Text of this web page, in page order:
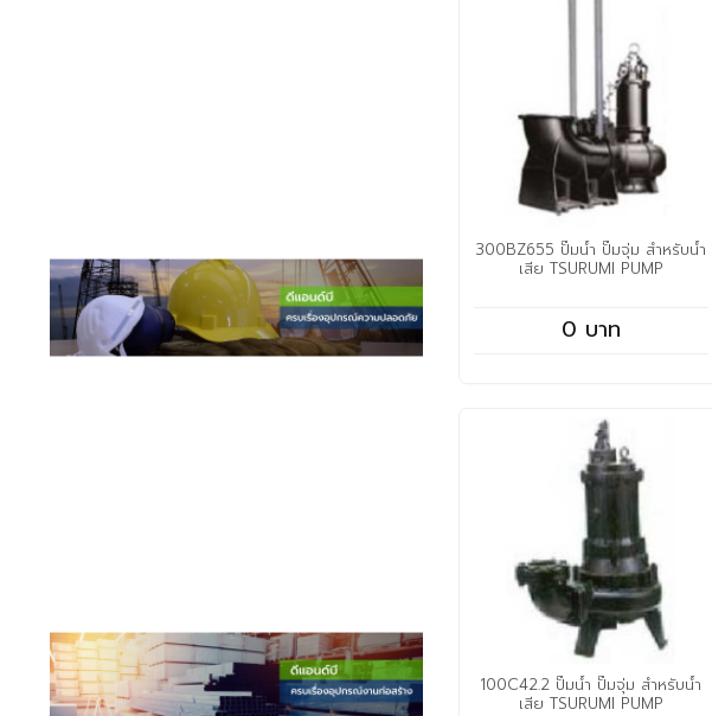
300BZ655 ปั๊มน้ำ ปั๊มจุ่ม สำหรับน้ำ
เสีย TSURUMI PUMP
0 บาท
100C42.2 ปั๊มน้ำ ปั๊มจุ่ม สำหรับน้ำ
เสีย TSURUMI PUMP